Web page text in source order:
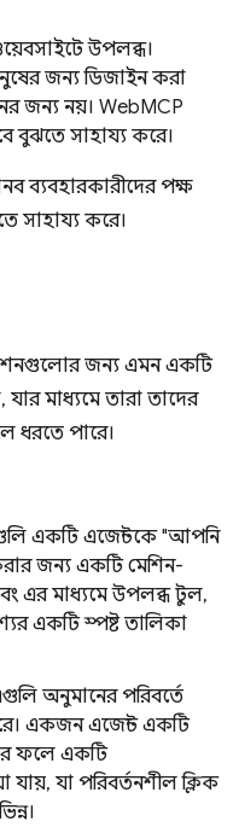
উপলব্ধ।
জন্য ডিজাইন করা
জন্য নয়। WebMCP
বুঝতে সাহায্য করে।
ব্যবহারকারীদের পক্ষ
সাহায্য করে।
জন্য এমন একটি
মাধ্যমে তারা তাদের
পারে।
একটি এজেন্টকে "আপনি
জন্য একটি মেশিন-
এর মাধ্যমে উপলব্ধ টুল,
একটি স্পষ্ট তালিকা
অনুমানের পরিবর্তে
একজন এজেন্ট একটি
ফলে একটি
যা পরিবর্তনশীল ক্লিক